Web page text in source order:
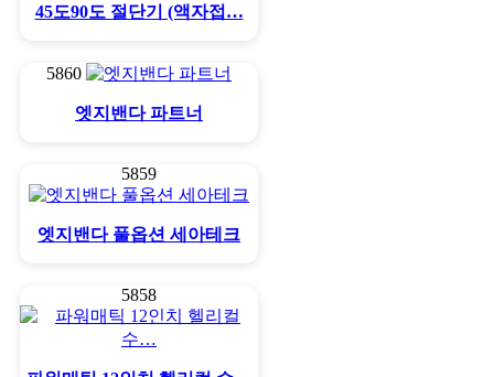
45도90도 절단기 (액자접…
5860
엣지밴다 파트너
5859
엣지밴다 풀옵션 세아테크
5858